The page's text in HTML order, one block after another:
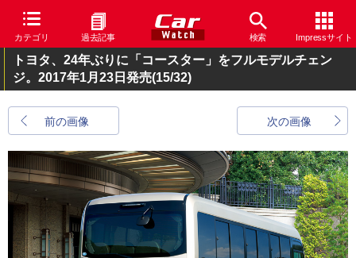
カテゴリ 過去記事 検索 Impressサイト
トヨタ、24年ぶりに「コースター」をフルモデルチェン
ジ。2017年1月23日発売(15/32)
前の画像 次の画像